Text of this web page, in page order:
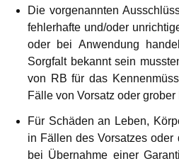
Die vorgenannten
fehlerhafte und/oder
oder bei Anwendung
Sorgfalt bekannt sein
von RB für das
Fälle von Vorsatz oder
Für Schäden an Leben,
in Fällen des Vorsatzes oder
bei Übernahme einer